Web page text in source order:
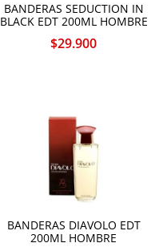
BANDERAS SEDUCTION IN
BLACK EDT 200ML HOMBRE
$29.900
BANDERAS DIAVOLO EDT
200ML HOMBRE